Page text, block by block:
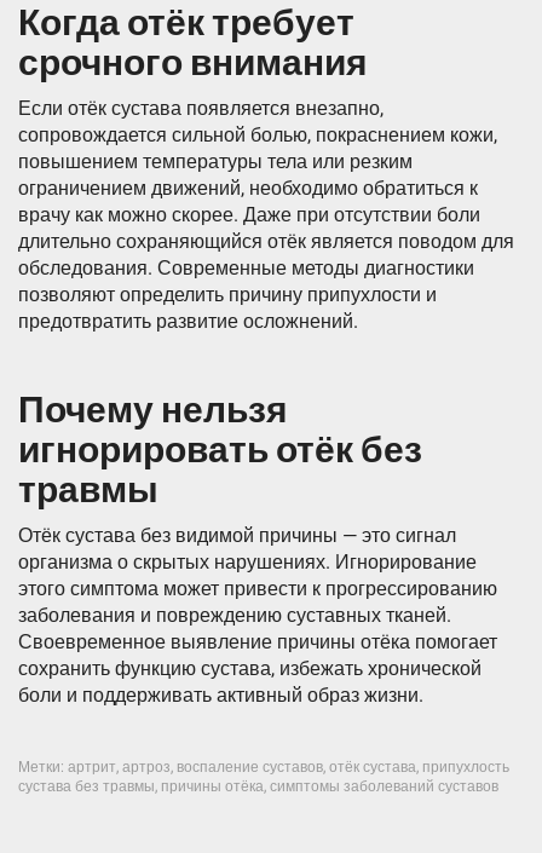
Когда отёк требует
срочного внимания
Если отёк сустава появляется внезапно,
сопровождается сильной болью, покраснением кожи,
повышением температуры тела или резким
ограничением движений, необходимо обратиться к
врачу как можно скорее. Даже при отсутствии боли
длительно сохраняющийся отёк является поводом для
обследования. Современные методы диагностики
позволяют определить причину припухлости и
предотвратить развитие осложнений.
Почему нельзя
игнорировать отёк без
травмы
Отёк сустава без видимой причины — это сигнал
организма о скрытых нарушениях. Игнорирование
этого симптома может привести к прогрессированию
заболевания и повреждению суставных тканей.
Своевременное выявление причины отёка помогает
сохранить функцию сустава, избежать хронической
боли и поддерживать активный образ жизни.
Метки: артрит, артроз, воспаление суставов, отёк сустава, припухлость
сустава без травмы, причины отёка, симптомы заболеваний суставов